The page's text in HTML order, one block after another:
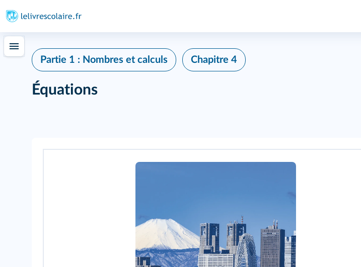
Partie 1 : Nombres et calculs Chapitre 4
Équations